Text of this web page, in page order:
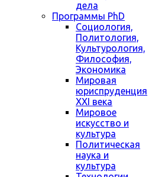
дела
Программы PhD
Социология,
Политология,
Культурология,
Философия,
Экономика
Мировая
юриспруденция
XXI века
Мировое
искусство и
культура
Политическая
наука и
культура